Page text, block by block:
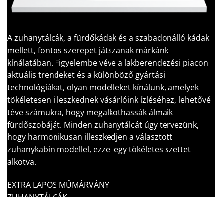
A zuhanytálcák, a fürdőkádak és a szabadonálló kádak
mellett, fontos szerepet játszanak márkánk
kínálatában. Figyelembe véve a lakberendezési piacon
aktuális trendeket és a különböző gyártási
technológiákat, olyan modelleket kínálunk, amelyek
tökéletesen illeszkednek vásárlóink ízléséhez, lehetővé
téve számukra, hogy megalkothassák álmaik
fürdőszobáját. Minden zuhanytálcát úgy tervezünk,
hogy harmonikusan illeszkedjen a választott
zuhanykabin modellel, ezzel egy tökéletes szettet
alkotva.
EXTRA LAPOS MŰMÁRVÁNY